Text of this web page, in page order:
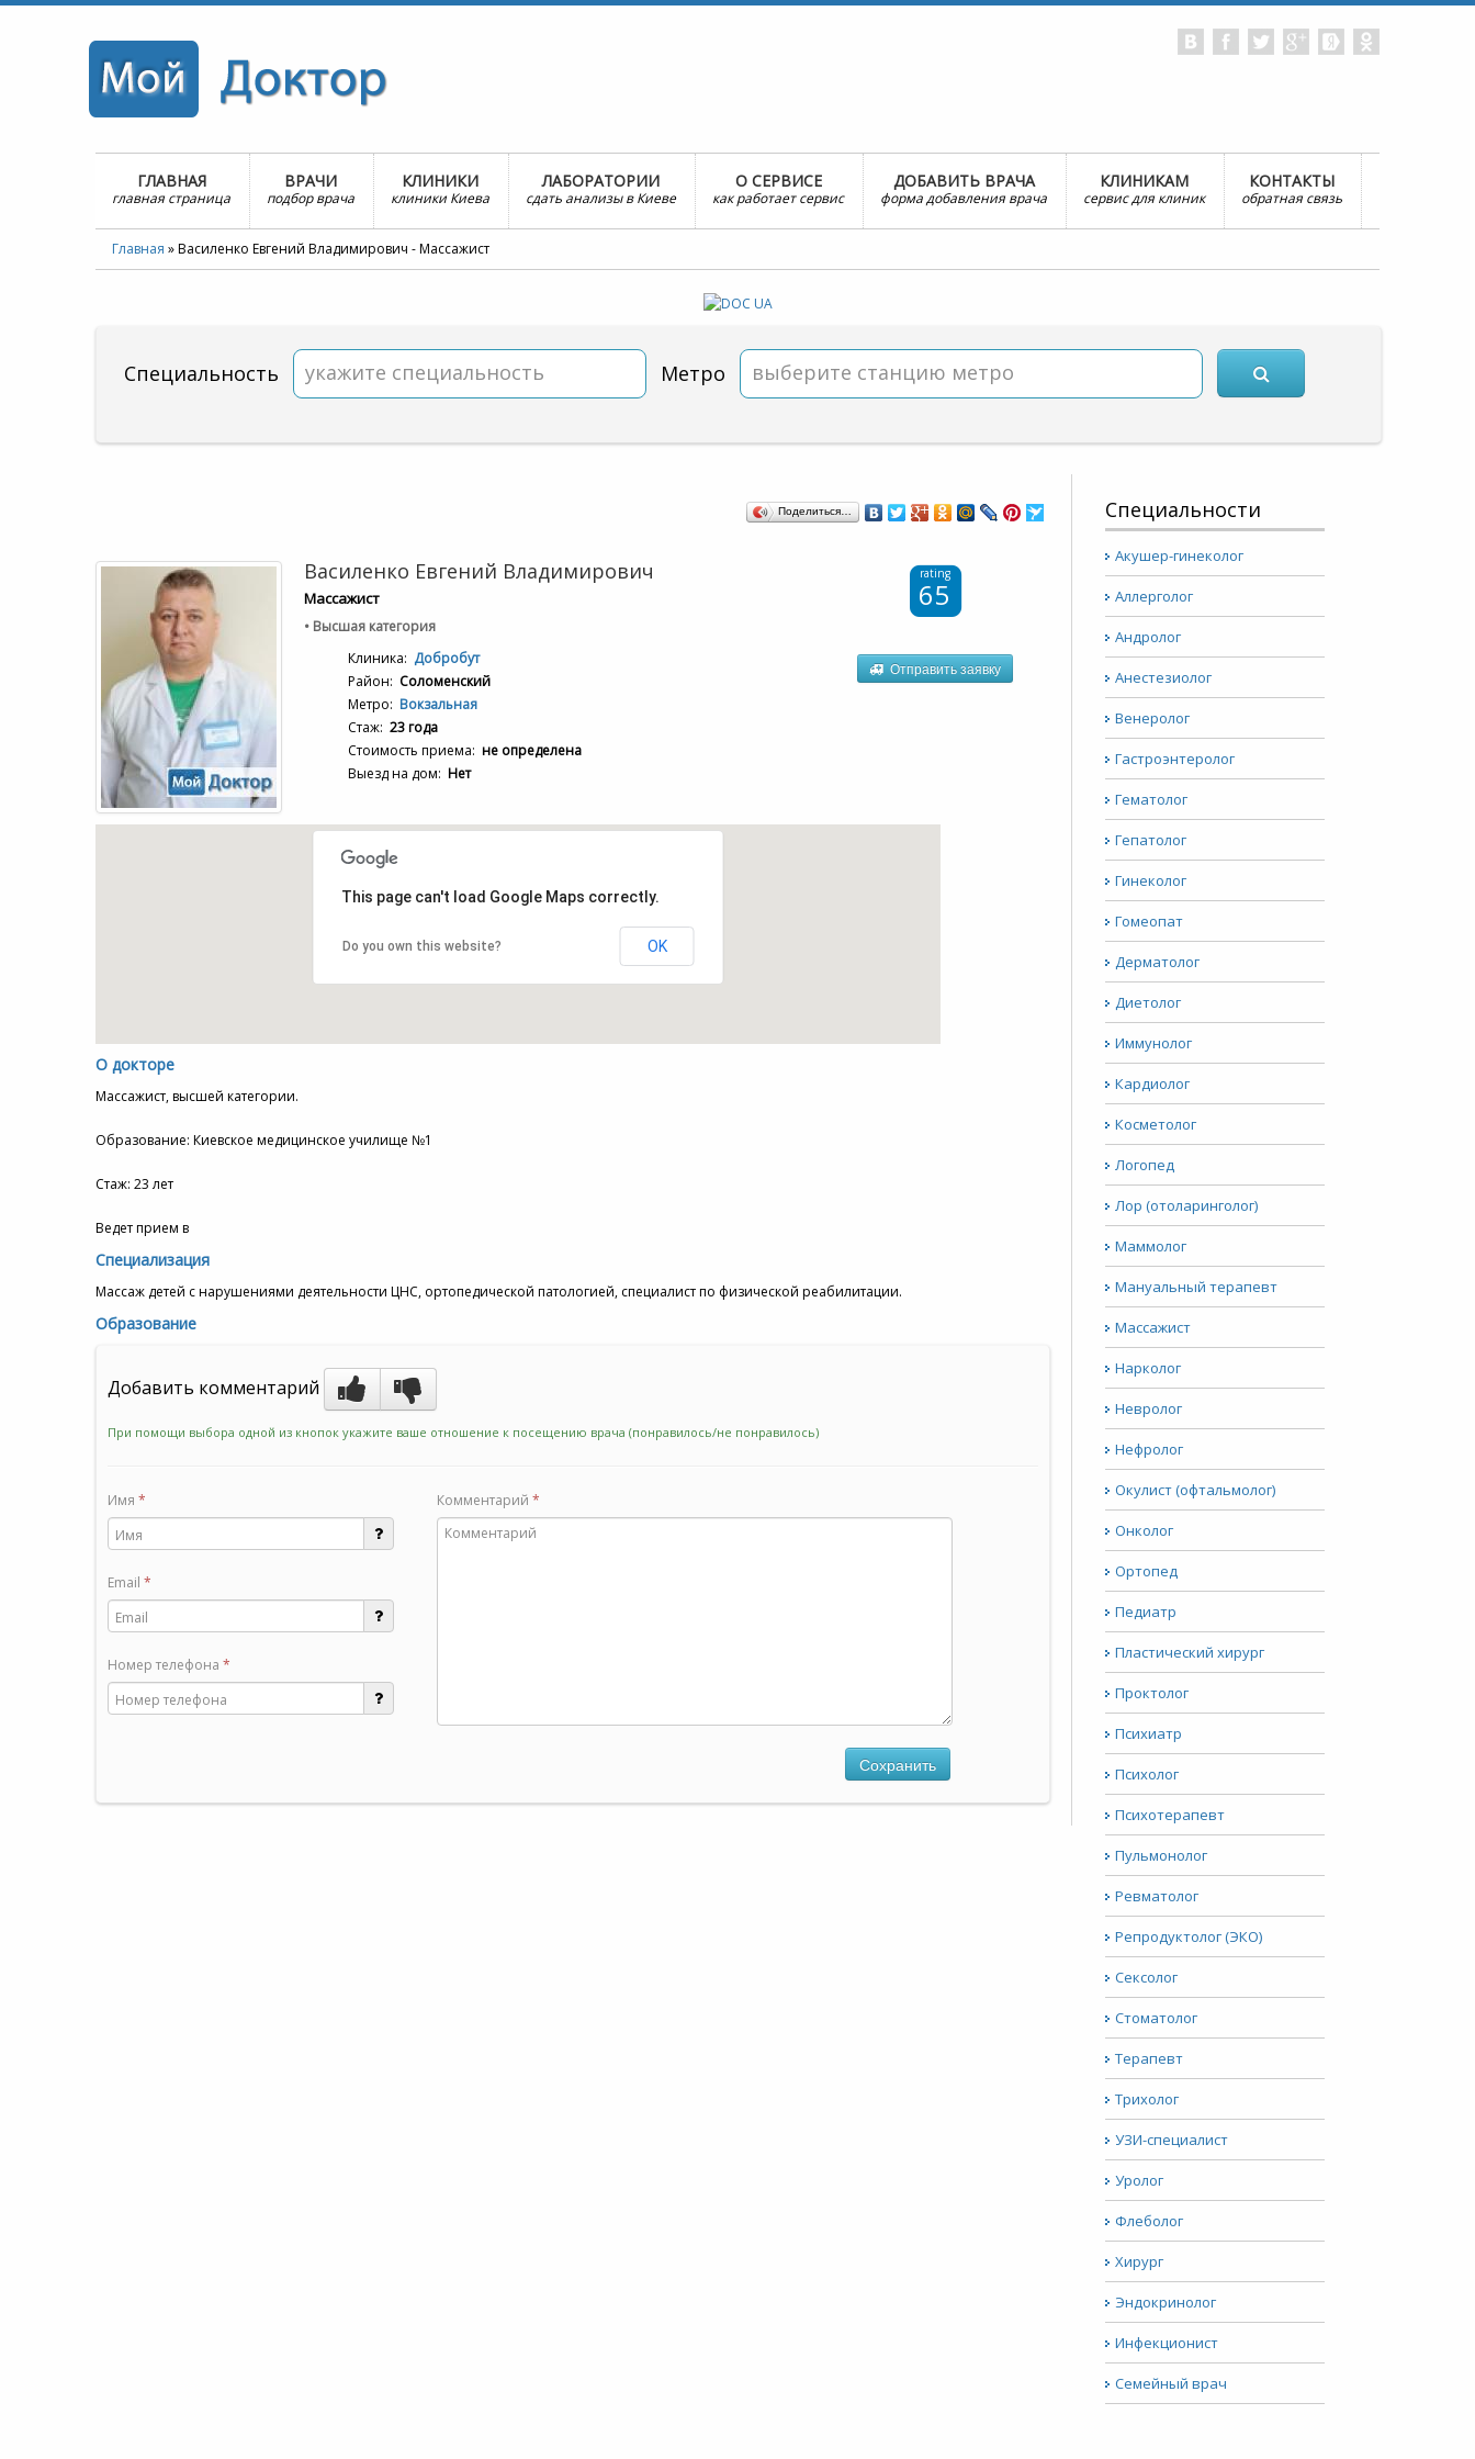
ГЛАВНАЯ
главная страница
ВРАЧИ
подбор врача
КЛИНИКИ
клиники Киева
ЛАБОРАТОРИИ
сдать анализы в Киеве
О СЕРВИСЕ
как работает сервис
ДОБАВИТЬ ВРАЧА
форма добавления врача
КЛИНИКАМ
сервис для клиник
КОНТАКТЫ
обратная связь
Главная »Василенко Евгений Владимирович - Массажист
Специальность укажите специальность Метро выберите станцию метро
Поделиться…
Василенко Евгений Владимирович
Массажист
• Высшая категория
Клиника: Добробут
Район: Соломенский
Метро: Вокзальная
Стаж: 23 года
Стоимость приема: не определена
Выезд на дом: Нет
rating
65
Отправить заявку
This page can't load Google Maps correctly.
Do you own this website? OK
О докторе
Массажист, высшей категории.
Образование: Киевское медицинское училище №1
Стаж: 23 лет
Ведет прием в
Специализация
Массаж детей с нарушениями деятельности ЦНС, ортопедической патологией, специалист по физической реабилитации.
Образование
Добавить комментарий
При помощи выбора одной из кнопок укажите ваше отношение к посещению врача (понравилось/не понравилось)
Имя *
Email *
Номер телефона *
Комментарий *
Специальности
Акушер-гинеколог
Аллерголог
Андролог
Анестезиолог
Венеролог
Гастроэнтеролог
Гематолог
Гепатолог
Гинеколог
Гомеопат
Дерматолог
Диетолог
Иммунолог
Кардиолог
Косметолог
Логопед
Лор (отоларинголог)
Маммолог
Мануальный терапевт
Массажист
Нарколог
Невролог
Нефролог
Окулист (офтальмолог)
Онколог
Ортопед
Педиатр
Пластический хирург
Проктолог
Психиатр
Психолог
Психотерапевт
Пульмонолог
Ревматолог
Репродуктолог (ЭКО)
Сексолог
Стоматолог
Терапевт
Трихолог
УЗИ-специалист
Уролог
Флеболог
Хирург
Эндокринолог
Инфекционист
Семейный врач